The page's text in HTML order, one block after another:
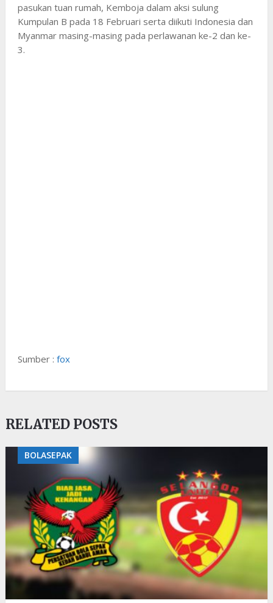
pasukan tuan rumah, Kemboja dalam aksi sulung
Kumpulan B pada 18 Februari serta diikuti Indonesia dan
Myanmar masing-masing pada perlawanan ke-2 dan ke-
3.
Sumber : fox
RELATED POSTS
BOLASEPAK